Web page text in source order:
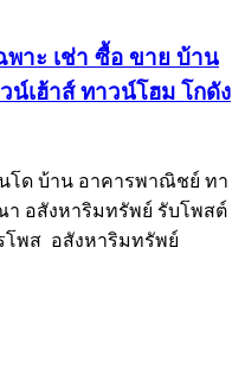
พาะ เช่า ซื้อ ขาย บ้าน
เฮ้าส์ ทาวน์โฮม โกดัง
โด บ้าน อาคารพาณิชย์ ทา
า อสังหาริมทรัพย์ รับโพสต์
โพส อสังหาริมทรัพย์